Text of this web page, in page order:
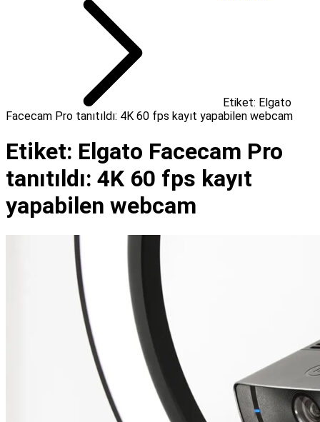
Etiket: Elgato
Facecam Pro tanıtıldı: 4K 60 fps kayıt yapabilen webcam
Etiket: Elgato Facecam Pro
tanıtıldı: 4K 60 fps kayıt
yapabilen webcam